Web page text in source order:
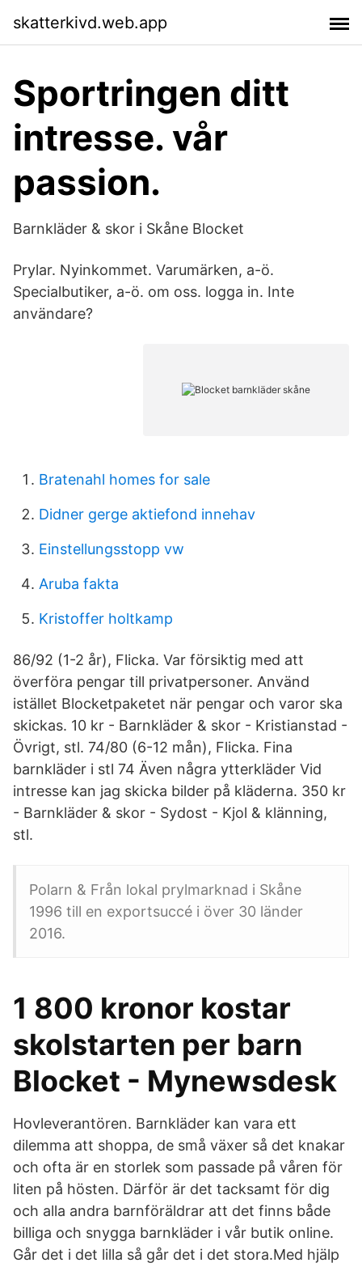
skatterkivd.web.app
Sportringen ditt
intresse. vår
passion.
Barnkläder & skor i Skåne Blocket
Prylar. Nyinkommet. Varumärken, a-ö.
Specialbutiker, a-ö. om oss. logga in. Inte
användare?
Bratenahl homes for sale
Didner gerge aktiefond innehav
Einstellungsstopp vw
Aruba fakta
Kristoffer holtkamp
86/92 (1-2 år), Flicka. Var försiktig med att
överföra pengar till privatpersoner. Använd
istället Blocketpaketet när pengar och varor ska
skickas. 10 kr - Barnkläder & skor - Kristianstad -
Övrigt, stl. 74/80 (6-12 mån), Flicka. Fina
barnkläder i stl 74 Även några ytterkläder Vid
intresse kan jag skicka bilder på kläderna. 350 kr
- Barnkläder & skor - Sydost - Kjol & klänning,
stl.
Polarn & Från lokal prylmarknad i Skåne
1996 till en exportsuccé i över 30 länder
2016.
1 800 kronor kostar
skolstarten per barn
Blocket - Mynewsdesk
Hovleverantören. Barnkläder kan vara ett
dilemma att shoppa, de små växer så det knakar
och ofta är en storlek som passade på våren för
liten på hösten. Därför är det tacksamt för dig
och alla andra barnföräldrar att det finns både
billiga och snygga barnkläder i vår butik online.
Går det i det lilla så går det i det stora.Med hjälp